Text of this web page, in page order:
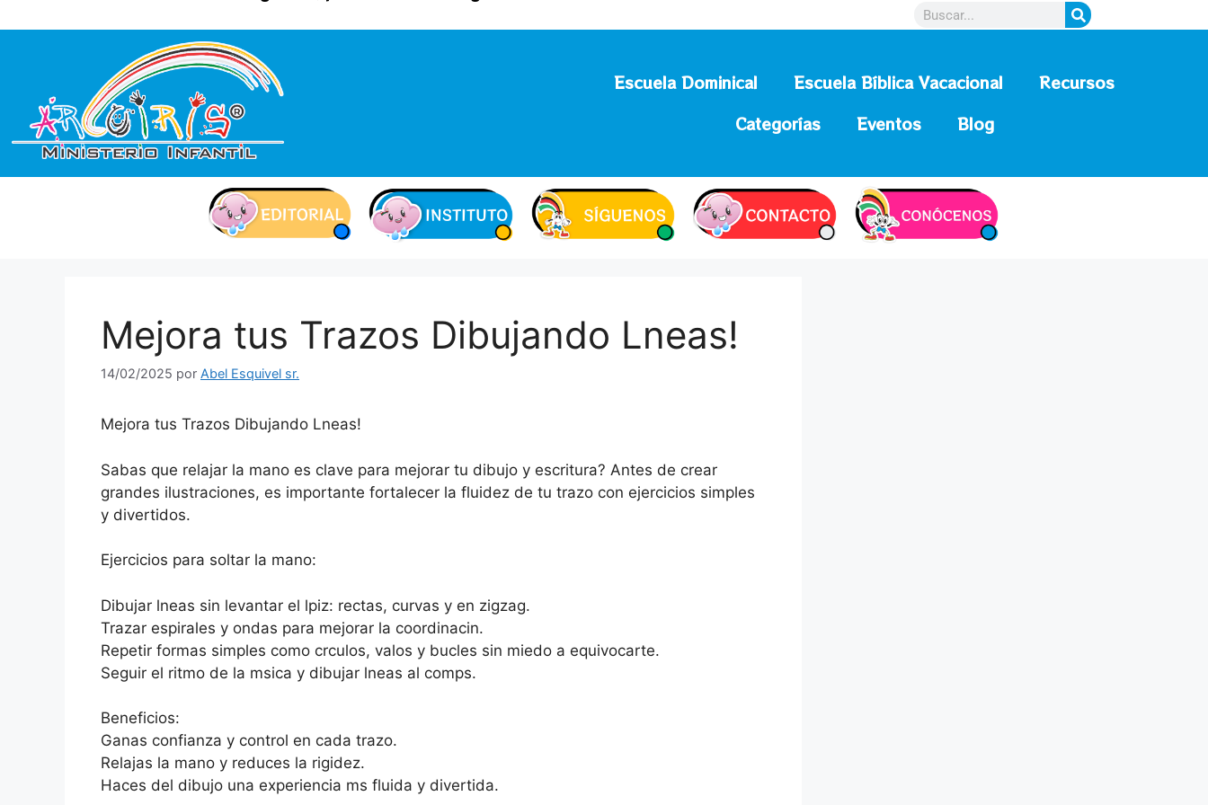
Escuela Dominical Escuela Bíblica Vacacional
Recursos
Categorías
Eventos Blog
Mejora tus Trazos Dibujando Lneas!
14/02/2025 por Abel Esquivel sr.
Mejora tus Trazos Dibujando Lneas!
Sabas que relajar la mano es clave para mejorar tu dibujo y escritura? Antes de crear
grandes ilustraciones, es importante fortalecer la fluidez de tu trazo con ejercicios simples
y divertidos.
Ejercicios para soltar la mano:
Dibujar lneas sin levantar el lpiz: rectas, curvas y en zigzag.
Trazar espirales y ondas para mejorar la coordinacin.
Repetir formas simples como crculos, valos y bucles sin miedo a equivocarte.
Seguir el ritmo de la msica y dibujar lneas al comps.
Beneficios:
Ganas confianza y control en cada trazo.
Relajas la mano y reduces la rigidez.
Haces del dibujo una experiencia ms fluida y divertida.